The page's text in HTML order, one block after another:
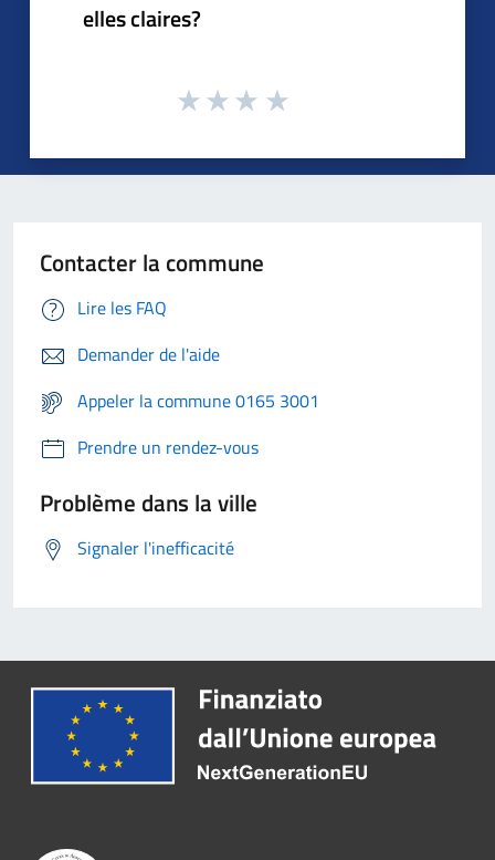
elles claires?
Contacter la commune
Lire les FAQ
Demander de l'aide
Appeler la commune 0165 3001
Prendre un rendez-vous
Problème dans la ville
Signaler l'inefficacité